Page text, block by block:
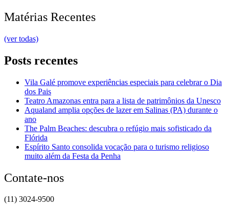
Matérias Recentes
(ver todas)
Posts recentes
Vila Galé promove experiências especiais para celebrar o Dia
dos Pais
Teatro Amazonas entra para a lista de patrimônios da Unesco
Aqualand amplia opções de lazer em Salinas (PA) durante o
ano
The Palm Beaches: descubra o refúgio mais sofisticado da
Flórida
Espírito Santo consolida vocação para o turismo religioso
muito além da Festa da Penha
Contate-nos
(11) 3024-9500